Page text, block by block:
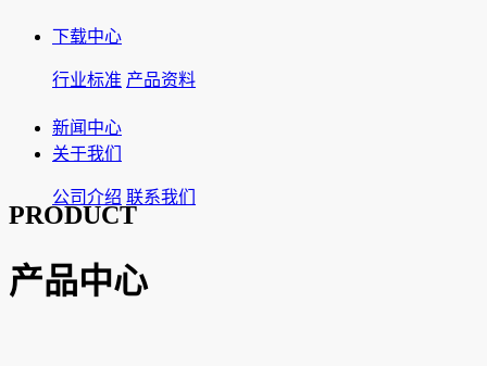
下载中心
行业标准 产品资料
新闻中心
关于我们
公司介绍 联系我们
PRODUCT
产品中心